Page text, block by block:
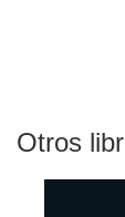
Otros